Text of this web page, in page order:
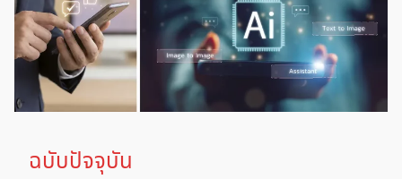
ฉบับปัจจุบัน